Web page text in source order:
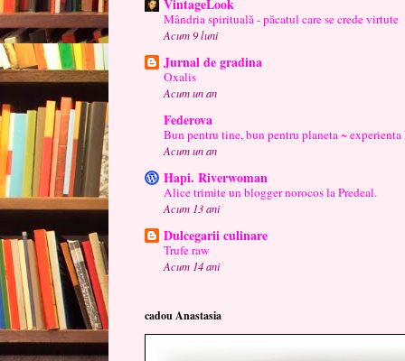
VintageLook
Mândria spirituală - păcatul care se crede virtute
Acum 9 luni
Jurnal de gradina
Oxalis
Acum un an
Federova
Bun pentru tine, bun pentru planeta ~ experienta
Acum un an
Hapi. Riverwoman
Alice trimite un blogger norocos la Predeal.
Acum 13 ani
Dulcegarii culinare
Trufe raw
Acum 14 ani
cadou Anastasia